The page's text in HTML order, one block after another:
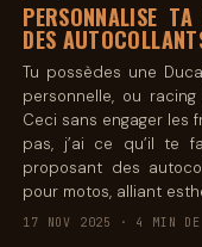
PERSONNALISE
DES
Tu possèdes une
personnelle, ou
Ceci sans engager les
pas, j’ai ce qu’il te
proposant des
pour motos, alliant
17 NOV 2025 · 4 MIN DE